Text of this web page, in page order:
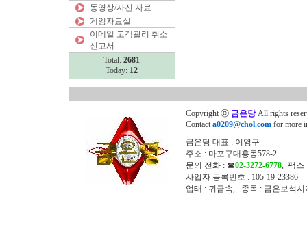
동영상/사진 자료
게임자료실
이메일 고객괄리 취소
신고서
Total: 2681
Today: 12
Copyright ⓒ 금은당All rights
Contact a0209@chol.com for more
금은당 대표 : 이영구
주소 : 마포구대흥동578-2
문의 전화 : ☎02-3272-6778, 팩스
사업자 등록번호 : 105-19-23386
업태 : 귀금속, 종목 : 금은보석시